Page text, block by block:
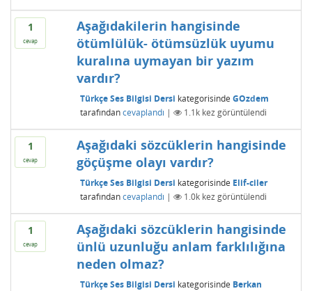
1
cevap
Aşağıdakilerin hangisinde
ötümlülük- ötümsüzlük uyumu
kuralına uymayan bir yazım
vardır?
Türkçe Ses Bilgisi Dersi kategorisinde GOzdem
tarafından cevaplandı | 1.1kkez görüntülendi
1
cevap
Aşağıdaki sözcüklerin hangisinde
göçüşme olayı vardır?
Türkçe Ses Bilgisi Dersi kategorisinde Elif-ciler
tarafından cevaplandı | 1.0kkez görüntülendi
1
cevap
Aşağıdaki sözcüklerin hangisinde
ünlü uzunluğu anlam farklılığına
neden olmaz?
Türkçe Ses Bilgisi Dersi kategorisinde Berkan